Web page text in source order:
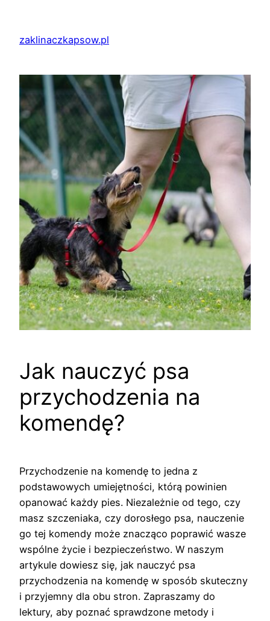
treścizaklinaczkapsow.pl
Jak nauczyć psa
przychodzenia na
komendę?
Przychodzenie na komendę to jedna z
podstawowych umiejętności, którą powinien
opanować każdy pies. Niezależnie od tego, czy
masz szczeniaka, czy dorosłego psa, nauczenie
go tej komendy może znacząco poprawić wasze
wspólne życie i bezpieczeństwo. W naszym
artykule dowiesz się, jak nauczyć psa
przychodzenia na komendę w sposób skuteczny
i przyjemny dla obu stron. Zapraszamy do
lektury, aby poznać sprawdzone metody i